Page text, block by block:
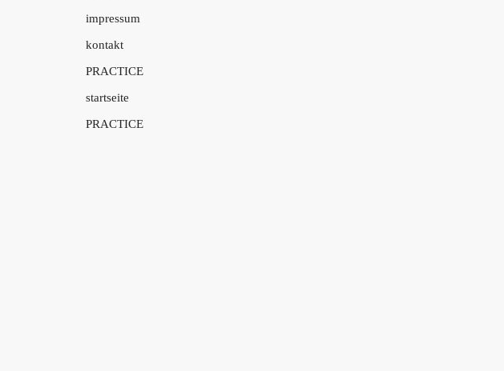
impressum
kontakt
PRACTICE
startseite
PRACTICE